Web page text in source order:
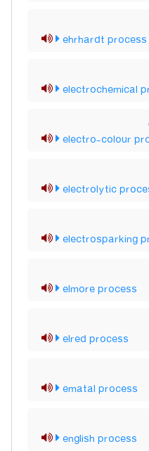
ehrhardt process
electrochemical
electro-colour
electrolytic
electrosparking
elmore process
elred process
ematal process
english process